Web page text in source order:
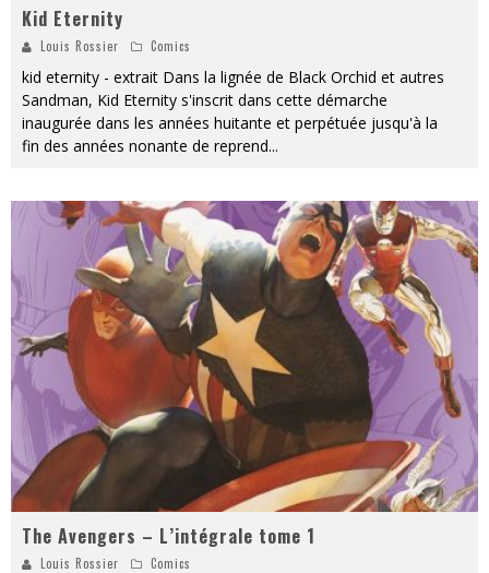
Kid Eternity
Louis Rossier Comics
kid eternity - extrait Dans la lignée de Black Orchid et autres
Sandman, Kid Eternity s'inscrit dans cette démarche
inaugurée dans les années huitante et perpétuée jusqu'à la
fin des années nonante de reprend...
The Avengers – L’intégrale tome 1
Louis Rossier Comics